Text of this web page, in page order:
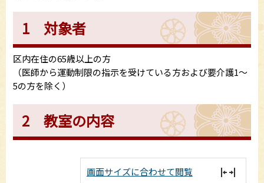
1 対象者
区内在住の65歳以上の方
（医師から運動制限の指示を受けている方および要介護1～
5の方を除く）
2 教室の内容
画面サイズに合わせて閲覧